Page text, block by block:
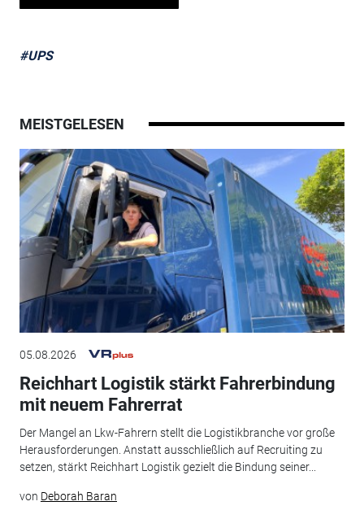
#UPS
MEISTGELESEN
05.08.2026
Reichhart Logistik stärkt Fahrerbindung
mit neuem Fahrerrat
Der Mangel an Lkw-Fahrern stellt die Logistikbranche vor große
Herausforderungen. Anstatt ausschließlich auf Recruiting zu
setzen, stärkt Reichhart Logistik gezielt die Bindung seiner...
von Deborah Baran